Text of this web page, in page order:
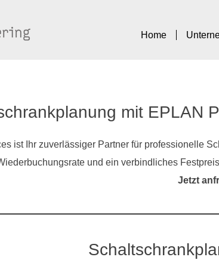
Home
mit EPLAN
ist Ihr zuverlässiger Partner für professionelle
und ein verbindliches
Jetzt